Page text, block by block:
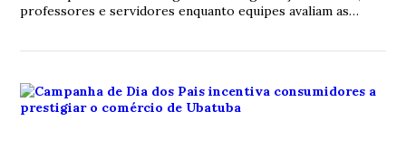
professores e servidores enquanto equipes avaliam as